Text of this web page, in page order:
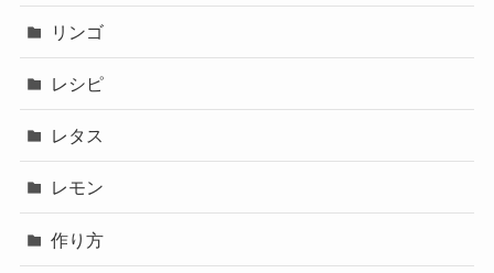
リンゴ
レシピ
レタス
レモン
作り方